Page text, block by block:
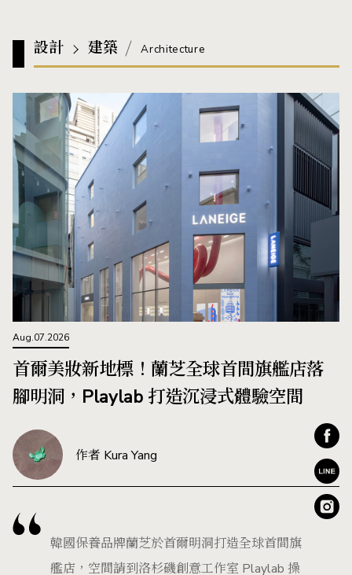
設計 建築 Architecture
Aug.07.2026
首爾美妝新地標！蘭芝全球首間旗艦店落
腳明洞，Playlab 打造沉浸式體驗空間
作者 Kura Yang
韓國保養品牌蘭芝於首爾明洞打造全球首間旗
艦店，空間請到洛杉磯創意工作室 Playlab 操